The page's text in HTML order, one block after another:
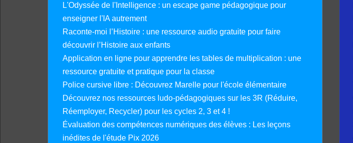
L'Odyssée de l'Intelligence : un escape game pédagogique pour
enseigner l'IA autrement
Raconte-moi l’Histoire : une ressource audio gratuite pour faire
découvrir l’Histoire aux enfants
Application en ligne pour apprendre les tables de multiplication : une
ressource gratuite et pratique pour la classe
Police cursive libre : Découvrez Marelle pour l'école élémentaire
Découvrez nos ressources ludo-pédagogiques sur les 3R (Réduire,
Réemployer, Recycler) pour les cycles 2, 3 et 4 !
Évaluation des compétences numériques des élèves : Les leçons
inédites de l'étude Pix 2026